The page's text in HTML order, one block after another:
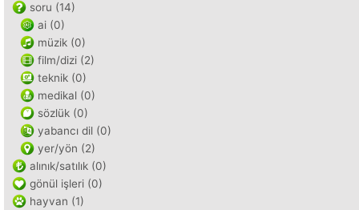
soru (14)
ai (0)
müzik (0)
film/dizi (2)
teknik (0)
medikal (0)
sözlük (0)
yabancı dil (0)
yer/yön (2)
alınık/satılık (0)
gönül işleri (0)
hayvan (1)